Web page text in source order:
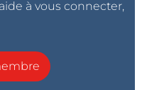
à vous connecter,